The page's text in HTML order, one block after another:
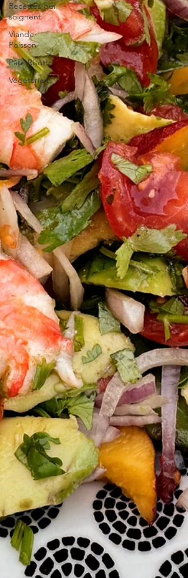
Recettes qui
soignent
Viande
Poisson
Pâte Risotto
Végétarien